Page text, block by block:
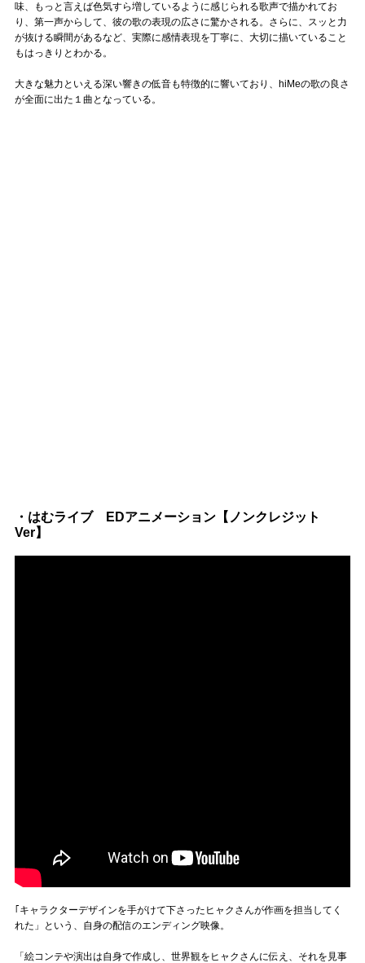
味、もっと言えば色気すら増しているように感じられる歌声で描かれてお
り、第一声からして、彼の歌の表現の広さに驚かされる。さらに、スッと力
が抜ける瞬間があるなど、実際に感情表現を丁寧に、大切に描いていること
もはっきりとわかる。
大きな魅力といえる深い響きの低音も特徴的に響いており、hiMeの歌の良さ
が全面に出た１曲となっている。
・はむライブ EDアニメーション【ノンクレジット
Ver】
｢キャラクターデザインを手がけて下さったヒャクさんが作画を担当してく
れた」という、自身の配信のエンディング映像。
「絵コンテや演出は自身で作成し、世界観をヒャクさんに伝え、それを見事